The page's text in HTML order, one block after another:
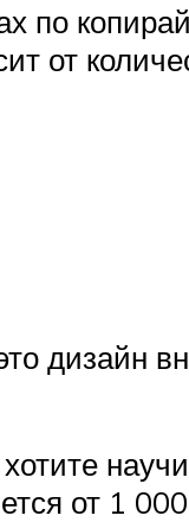
по
от
дизайн
от 1